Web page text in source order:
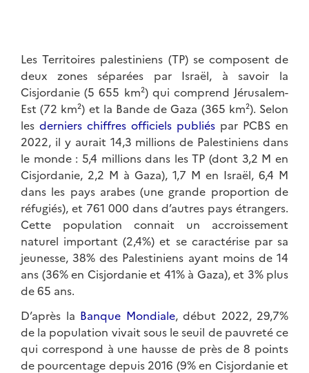
Les Territoires palestiniens (TP) se composent de
deux zones séparées par Israël, à savoir la
Cisjordanie (5 655 km²) qui comprend Jérusalem-
Est (72 km²) et la Bande de Gaza (365 km²). Selon
les derniers chiffres officiels publiés par PCBS en
2022, il y aurait 14,3 millions de Palestiniens dans
le monde : 5,4 millions dans les TP (dont 3,2 M en
Cisjordanie, 2,2 M à Gaza), 1,7 M en Israël, 6,4 M
dans les pays arabes (une grande proportion de
réfugiés), et 761 000 dans d’autres pays étrangers.
Cette population connait un accroissement
naturel important (2,4%) et se caractérise par sa
jeunesse, 38% des Palestiniens ayant moins de 14
ans (36% en Cisjordanie et 41% à Gaza), et 3% plus
de 65 ans.
D’après la Banque Mondiale, début 2022, 29,7%
de la population vivait sous le seuil de pauvreté ce
qui correspond à une hausse de près de 8 points
de pourcentage depuis 2016 (9% en Cisjordanie et